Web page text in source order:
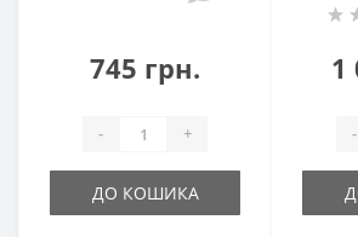
745 грн.
- +
ДО КОШИКА
1
-